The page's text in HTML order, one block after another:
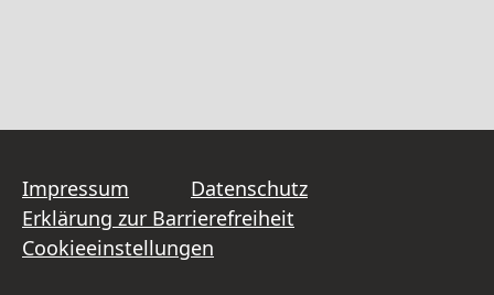
Impressum
Datenschutz
Erklärung zur Barrierefreiheit
Cookieeinstellungen